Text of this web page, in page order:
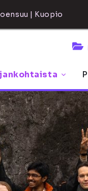
| Kuopio